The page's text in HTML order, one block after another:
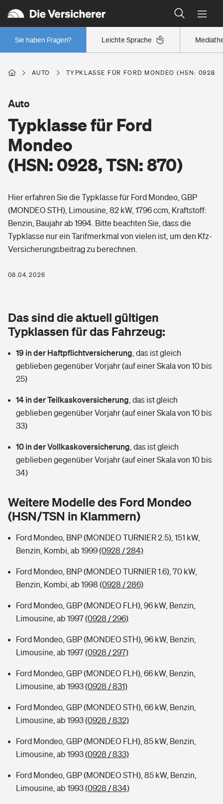
Leichte Sprache
Sie haben Fragen?
Wer versichert was: Jetzt Versicherer finden
Regionalklassen: So ist Ihre Region eingestuft
Wer versichert was: Jetzt Versicherer finden
Berufsunfähigkeitsversicherung
Arbeitsrechtsschutz
Berufshaftpflichtversicherung
Rentenrechner: Wie viel Geld bekomme ich im Alter?
Wer versichert was: Jetzt Versicherer finden
Sie haben Fragen?
Wohnen
Wohngebäudeversicherung
Hausratversicherung
Elementarversicherung
Photovoltaik
Wärmepumpen versichern
Vermieterrrechtsschutz
Mietkautionsversicherung
Restkreditversicherung
Zur Übersicht
Hochwasser-Check: Wie gefährdet ist Ihr Haus?
Wer versichert was: Jetzt Versicherer finden
Sie haben Fragen?
Pri­vate Haft­pflicht­
Rechts­schutz­ver­si­che­rung
Kinderunfall­ver­si­che­rung
Reiseversicherung
Handyversicherung
Private Cyberversicherung
Musikinstrumentenversicherung
Zur Übersicht
Typklassen: So ist Ihr Auto eingestuft
Sie haben Fragen?
Gesundheit
Private Krankenversicherung
Tierkrankenversicherung
Zur Übersicht
Wer versichert was: Jetzt Versicherer finden
Sie haben Fragen?
Rentenrechner: Wie viel Geld bekomme ich im Alter?
AUTO TYPKLASSE FÜR FORD MONDEO (HSN: 0928,
Typklasse für Ford
Mondeo
(HSN: 0928, TSN: 870)
Auto
Hier erfahren Sie die Typklasse für Ford Mondeo, GBP
(MONDEO STH), Limousine, 82 kW, 1796 ccm, Kraftstoff:
Benzin, Baujahr ab 1994. Bitte beachten Sie, dass die
Typklasse nur ein Tarifmerkmal von vielen ist, um den Kfz-
Versicherungsbeitrag zu berechnen.
08.04.2026
Das sind die aktuell gültigen
Typklassen für das Fahrzeug:
19 in der Haftpflichtversicherung das ist gleich
geblieben gegenüber Vorjahr (auf einer Skala von 10 bis
25)
14 in der Teilkaskoversicherung das ist gleich
geblieben gegenüber Vorjahr (auf einer Skala von 10 bis
33)
10 in der Vollkaskoversicherung das ist gleich
geblieben gegenüber Vorjahr (auf einer Skala von 10 bis
34)
Weitere Modelle des Ford Mondeo
(HSN/TSN in Klammern)
Ford Mondeo, BNP (MONDEO TURNIER 2.5), 151 kW,
Benzin, Kombi, ab 1999(0928 / 284)
Ford Mondeo, BNP (MONDEO TURNIER 1.6), 70 kW,
Benzin, Kombi, ab 1998 (0928 / 286)
Ford Mondeo, GBP (MONDEO FLH), 96 kW, Benzin,
Limousine, ab 1997(0928 / 296)
Ford Mondeo, GBP (MONDEO STH), 96 kW, Benzin,
Limousine, ab 1997(0928 / 297)
Ford Mondeo, GBP (MONDEO FLH), 66 kW, Benzin,
Limousine, ab 1993(0928 / 831)
Ford Mondeo, GBP (MONDEO STH), 66 kW, Benzin,
Limousine, ab 1993(0928 / 832)
Ford Mondeo, GBP (MONDEO FLH), 85 kW, Benzin,
Limousine, ab 1993(0928 / 833)
Ford Mondeo, GBP (MONDEO STH), 85 kW, Benzin,
Limousine, ab 1993(0928 / 834)